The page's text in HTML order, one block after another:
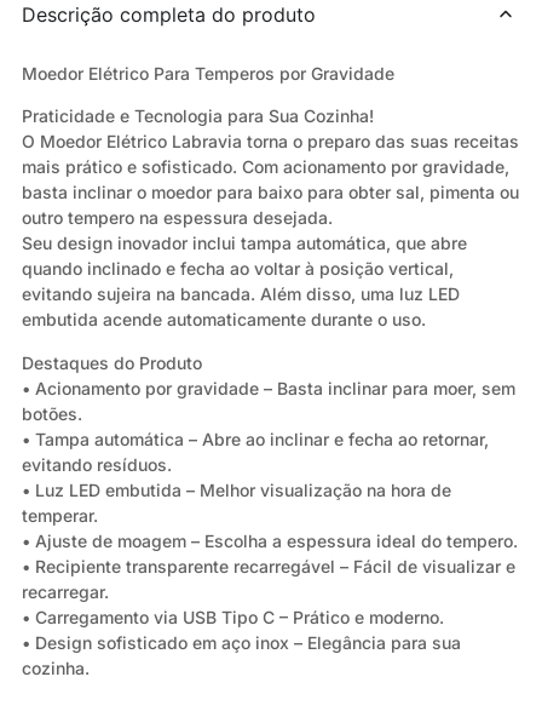
Descrição completa do produto
Moedor Elétrico Para Temperos por Gravidade
Praticidade e Tecnologia para Sua Cozinha!
O Moedor Elétrico Labravia torna o preparo das suas receitas
mais prático e sofisticado. Com acionamento por gravidade,
basta inclinar o moedor para baixo para obter sal, pimenta ou
outro tempero na espessura desejada.
Seu design inovador inclui tampa automática, que abre
quando inclinado e fecha ao voltar à posição vertical,
evitando sujeira na bancada. Além disso, uma luz LED
embutida acende automaticamente durante o uso.
Destaques do Produto
• Acionamento por gravidade – Basta inclinar para moer, sem
botões.
• Tampa automática – Abre ao inclinar e fecha ao retornar,
evitando resíduos.
• Luz LED embutida – Melhor visualização na hora de
temperar.
• Ajuste de moagem – Escolha a espessura ideal do tempero.
• Recipiente transparente recarregável – Fácil de visualizar e
recarregar.
• Carregamento via USB Tipo C – Prático e moderno.
• Design sofisticado em aço inox – Elegância para sua
cozinha.